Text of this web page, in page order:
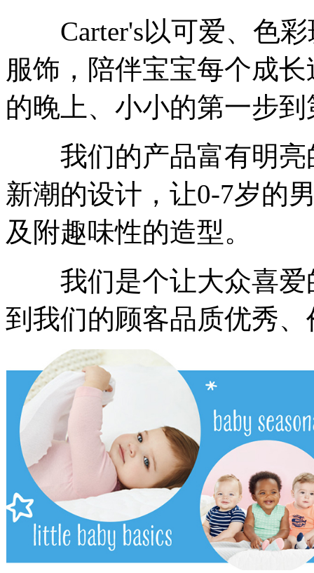
Carter's以可爱、色彩
服饰，陪伴宝宝每个成
的晚上、小小的第一步
我们的产品富有明亮
新潮的设计，让0-7岁的
及附趣味性的造型。
我们是个让大众喜爱
到我们的顾客品质优秀